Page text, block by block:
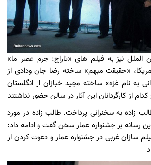
نیز به فیلم های «تاراج: جرم عصر ما»
«حقیقت مبهم» ساخته رضا جان ودادی از
به نام غزه» ساخته مجید خبازان از انگلستان
زاده به سخنرانی پرداخت. طالب زاده در مورد
رسانه بر جشنواره عمار سخن گفت و ادامه داد:
سازان غربی در جشنواره عمار و دعوت کردن از